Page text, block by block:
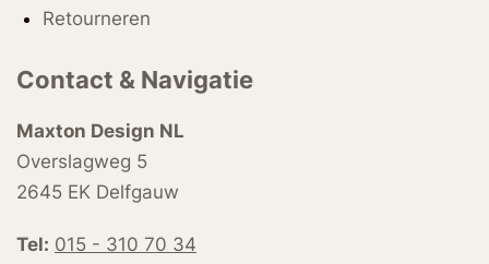
Retourneren
Contact & Navigatie
Maxton Design NL
Overslagweg 5
2645 EK Delfgauw
Tel: 015 - 310 70 34